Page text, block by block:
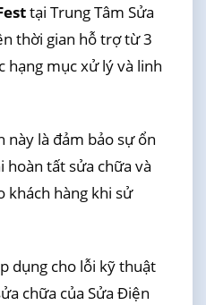
tại Trung Tâm Sửa
thời gian hỗ trợ từ 3
hạng mục xử lý và linh
này là đảm bảo sự ổn
hoàn tất sửa chữa và
khách hàng khi sử
dụng cho lỗi kỹ thuật
chữa của Sửa Điện